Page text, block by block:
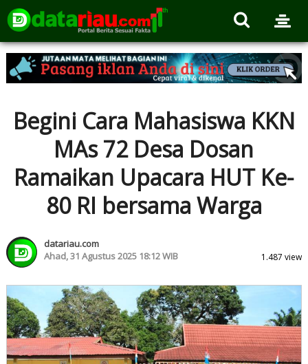
Begini Cara Mahasiswa KKN
MAs 72 Desa Dosan
Ramaikan Upacara HUT Ke-
80 RI bersama Warga
datariau.com
Ahad, 31 Agustus 2025 18:12 WIB
1.487 view